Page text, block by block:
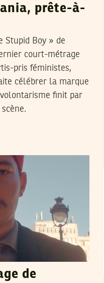
prête-à-
Stupid Boy » de
court-métrage
pris féministes,
célébrer la marque
finit par
de